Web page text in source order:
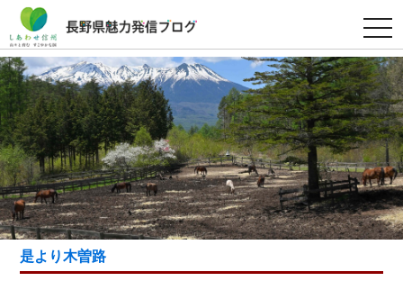
t
o
g
g
l
e
n
a
v
i
g
a
t
i
o
n
是より木曽路